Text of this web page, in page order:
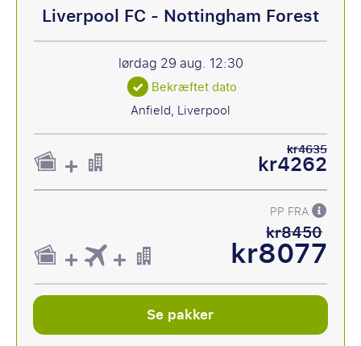
Liverpool FC - Nottingham Forest
lørdag 29 aug. 12:30
Bekræftet dato
Anfield, Liverpool
kr4635
kr4262
PP FRA
kr8450
kr8077
Se pakker